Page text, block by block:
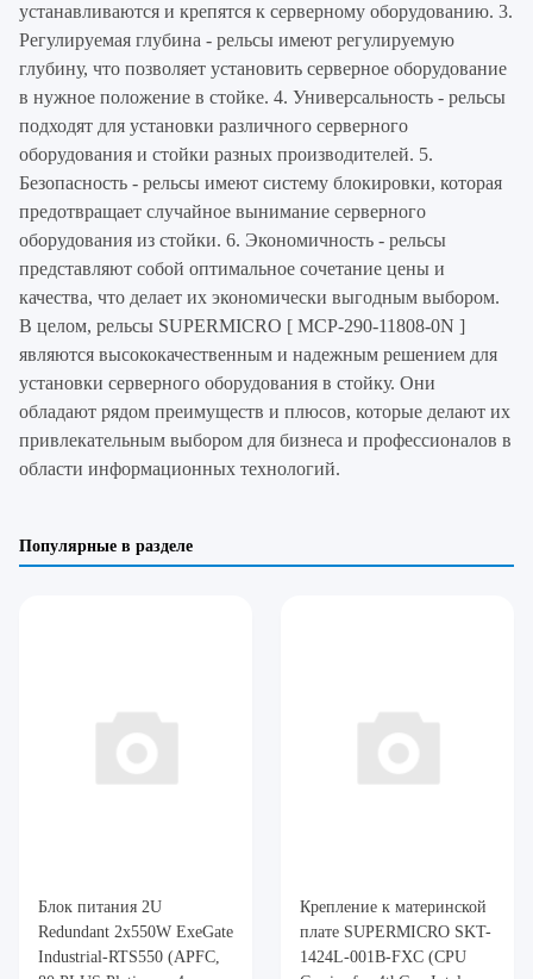
устанавливаются и крепятся к серверному оборудованию. 3.
Регулируемая глубина - рельсы имеют регулируемую
глубину, что позволяет установить серверное оборудование
в нужное положение в стойке. 4. Универсальность - рельсы
подходят для установки различного серверного
оборудования и стойки разных производителей. 5.
Безопасность - рельсы имеют систему блокировки, которая
предотвращает случайное вынимание серверного
оборудования из стойки. 6. Экономичность - рельсы
представляют собой оптимальное сочетание цены и
качества, что делает их экономически выгодным выбором.
В целом, рельсы SUPERMICRO [ MCP-290-11808-0N ]
являются высококачественным и надежным решением для
установки серверного оборудования в стойку. Они
обладают рядом преимуществ и плюсов, которые делают их
привлекательным выбором для бизнеса и профессионалов в
области информационных технологий.
Популярные в разделе
Блок питания 2U
Redundant 2x550W ExeGate
Industrial-RTS550 (APFC,
Крепление к материнской
плате SUPERMICRO SKT-
1424L-001B-FXC (CPU